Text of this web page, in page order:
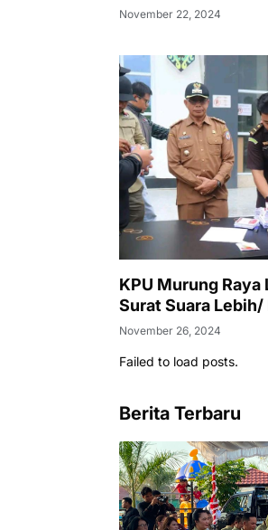
November 22, 2024
KPU Murung Raya
Surat Suara
November 26, 2024
Failed to load posts.
Berita Terbaru